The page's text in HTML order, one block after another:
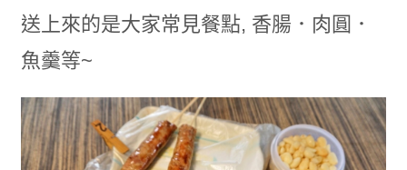
送上來的是大家常見餐點, 香腸．肉圓．
魚羹等~